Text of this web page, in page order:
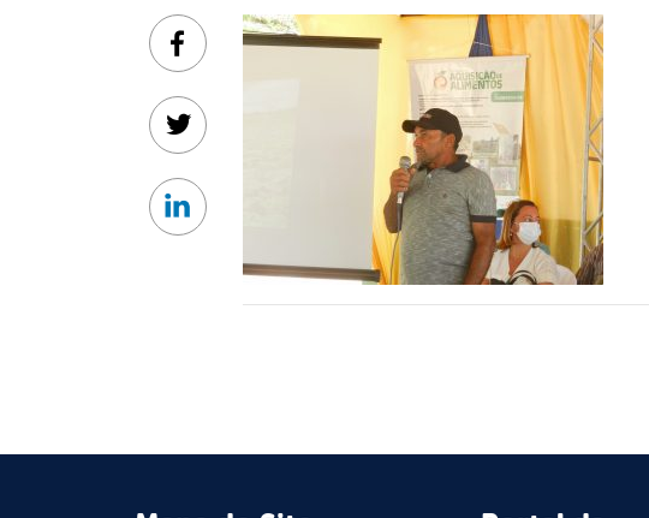
Facebook
Twitter
Linkedin